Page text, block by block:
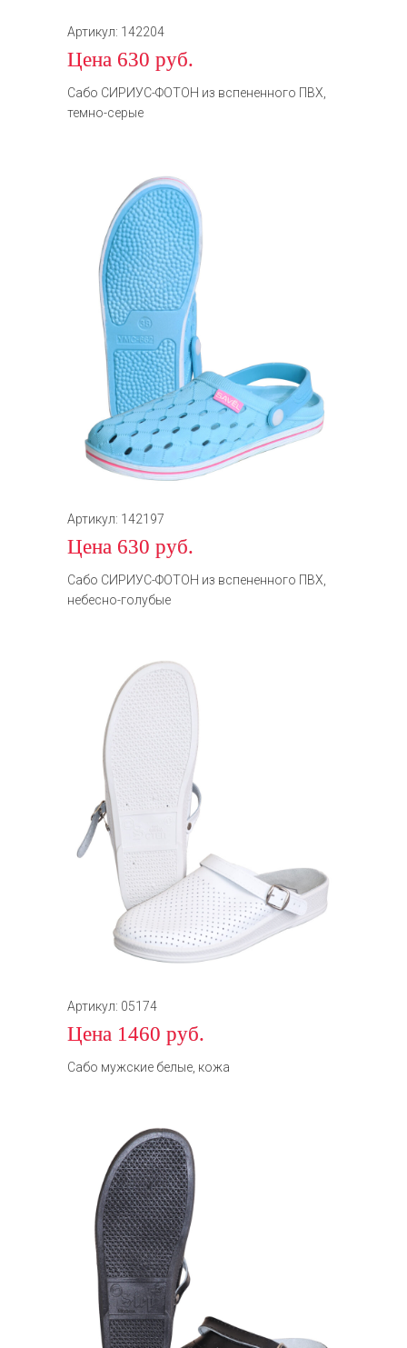
Артикул: 142204
Цена 630 руб.
Сабо СИРИУС-ФОТОН из вспененного ПВХ,
темно-серые
Артикул: 142197
Цена 630 руб.
Сабо СИРИУС-ФОТОН из вспененного ПВХ,
небесно-голубые
Артикул: 05174
Цена 1460 руб.
Сабо мужские белые, кожа